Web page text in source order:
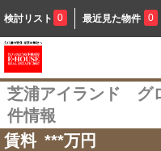
検討リスト 0 最近見た物件 0
芝浦アイランド グ
件情報
賃料 ***万円